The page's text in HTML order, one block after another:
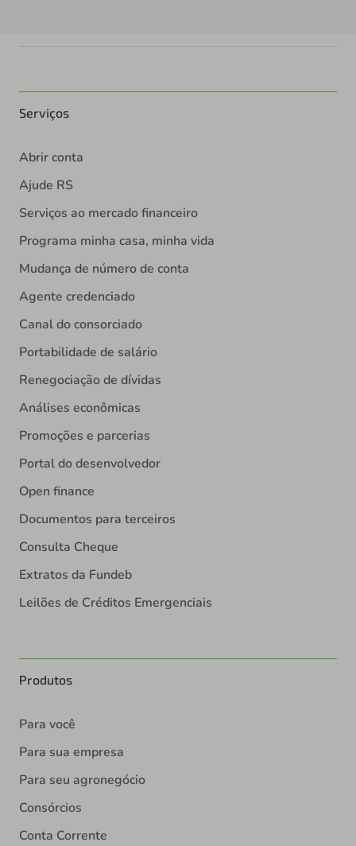
Serviços
Abrir conta
Ajude RS
Serviços ao mercado financeiro
Programa minha casa, minha vida
Mudança de número de conta
Agente credenciado
Canal do consorciado
Portabilidade de salário
Renegociação de dívidas
Análises econômicas
Promoções e parcerias
Portal do desenvolvedor
Open finance
Documentos para terceiros
Consulta Cheque
Extratos da Fundeb
Leilões de Créditos Emergenciais
Produtos
Para você
Para sua empresa
Para seu agronegócio
Consórcios
Conta Corrente